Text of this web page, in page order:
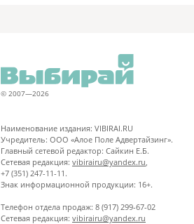
© 2007—2026
Наименование издания: VIBIRAI.RU
Учредитель: ООО «Алое Поле Адвертайзинг».
Главный сетевой редактор: Сайкин Е.Б.
Сетевая редакция: vibirairu@yandex.ru
+7 (351) 247-11-11.
Знак информационной продукции: 16+.
Телефон отдела продаж: 8 (917) 299-67-02
Сетевая редакция: vibirairu@yandex.ru